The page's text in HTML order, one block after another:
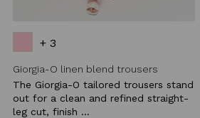
+ 3
Giorgia-O linen blend trousers
The Giorgia-O tailored trousers stand
out for a clean and refined straight-
leg cut, finish ...